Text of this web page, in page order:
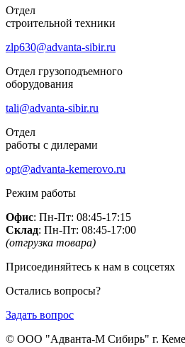
Отдел
строительной техники
zlp630@advanta-sibir.ru
Отдел грузоподъемного
оборудования
tali@advanta-sibir.ru
Отдел
работы с дилерами
opt@advanta-kemerovo.ru
Режим работы
Офис: Пн-Пт: 08:45-17:15
Склад: Пн-Пт: 08:45-17:00
(отгрузка товара)
Присоединяйтесь к нам в соцсетях
Остались вопросы?
Задать вопрос
© ООО "Адванта-М Сибирь" г.